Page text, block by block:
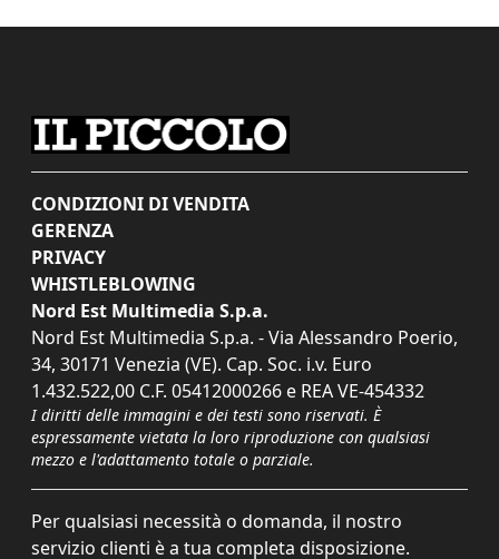
CONDIZIONI DI VENDITA
GERENZA
PRIVACY
WHISTLEBLOWING
Nord Est Multimedia S.p.a.
Nord Est Multimedia S.p.a. - Via Alessandro Poerio,
34, 30171 Venezia (VE). Cap. Soc. i.v. Euro
1.432.522,00 C.F. 05412000266 e REA VE-454332
I diritti delle immagini e dei testi sono riservati. È
espressamente vietata la loro riproduzione con qualsiasi
mezzo e l'adattamento totale o parziale.
Per qualsiasi necessità o domanda, il nostro
servizio clienti è a tua completa disposizione.